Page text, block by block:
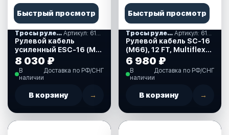
Быстрый просмотр
Тросы рулевые Артикул: 612046
Рулевой кабель
усиленный ESC-16 (M-
66), 16 FT, Multiflex
(612046)
8 030 ₽
В
наличии
Доставка по РФ/СНГ
В корзину →
Быстрый просмотр
Тросы рулевые Артикул: 612025
Рулевой кабель SC-16
(M66), 12 FT, Multiflex
(612025)
6 980 ₽
В
наличии
Доставка по РФ/СНГ
В корзину →